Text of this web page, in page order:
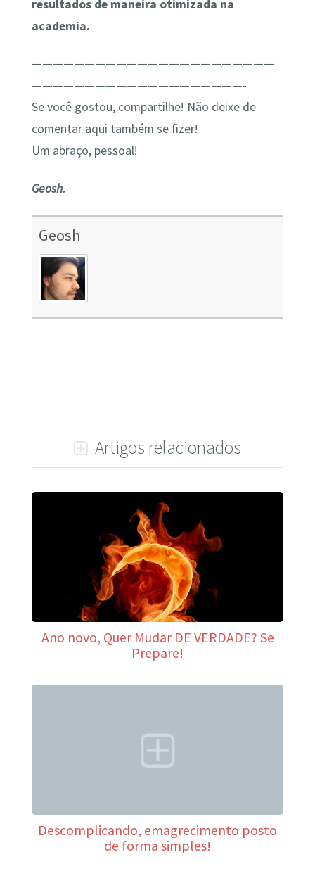
resultados de maneira otimizada na
academia.
———————————————————————
————————————————————-
Se você gostou, compartilhe! Não deixe de
comentar aqui também se fizer!
Um abraço, pessoal!
Geosh.
Geosh
Artigos relacionados
Ano novo, Quer Mudar DE VERDADE? Se
Prepare!
Descomplicando, emagrecimento posto
de forma simples!